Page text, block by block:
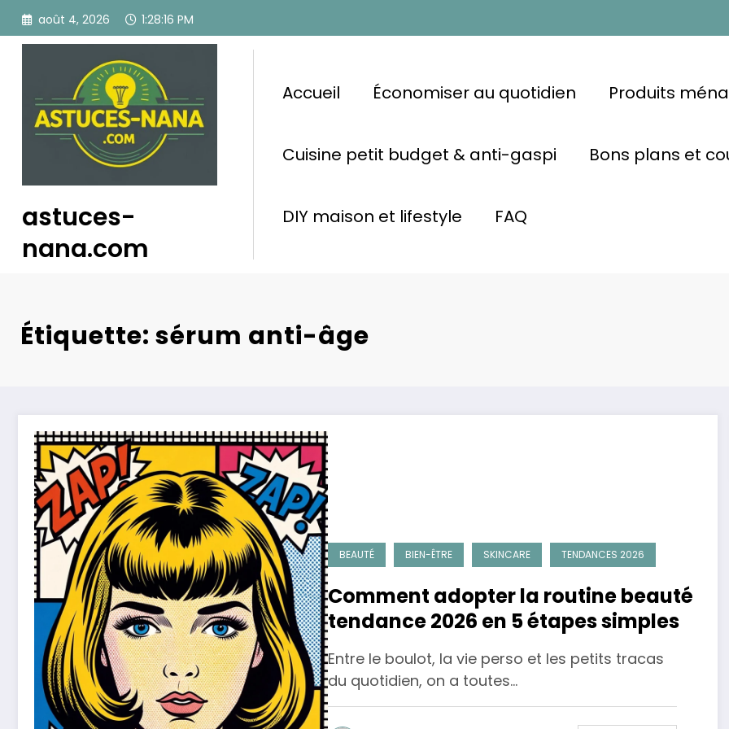
Aller
contenu
août 4, 2026 1:28:16 PM
astuces-
nana.com
Accueil Économiser au quotidien Produits
Cuisine petit budget & anti-gaspi Bons plans et
DIY maison et lifestyle FAQ
Étiquette: sérum anti-âge
BEAUTÉ BIEN-ÊTRE SKINCARE TENDANCES 2026
Comment adopter la routine beauté
tendance 2026 en 5 étapes simples
Entre le boulot, la vie perso et les petits tracas
du quotidien, on a toutes…